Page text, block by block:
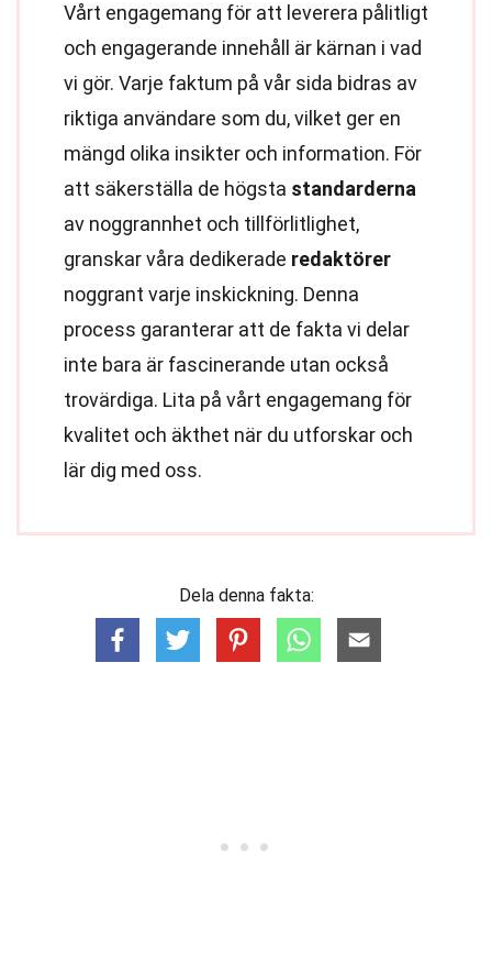
Vårt engagemang för att leverera pålitligt
och engagerande innehåll är kärnan i vad
vi gör. Varje faktum på vår sida bidras av
riktiga användare som du, vilket ger en
mängd olika insikter och information. För
att säkerställa de högsta standarderna
av noggrannhet och tillförlitlighet,
granskar våra dedikerade redaktörer
noggrant varje inskickning. Denna
process garanterar att de fakta vi delar
inte bara är fascinerande utan också
trovärdiga. Lita på vårt engagemang för
kvalitet och äkthet när du utforskar och
lär dig med oss.
Dela denna fakta: